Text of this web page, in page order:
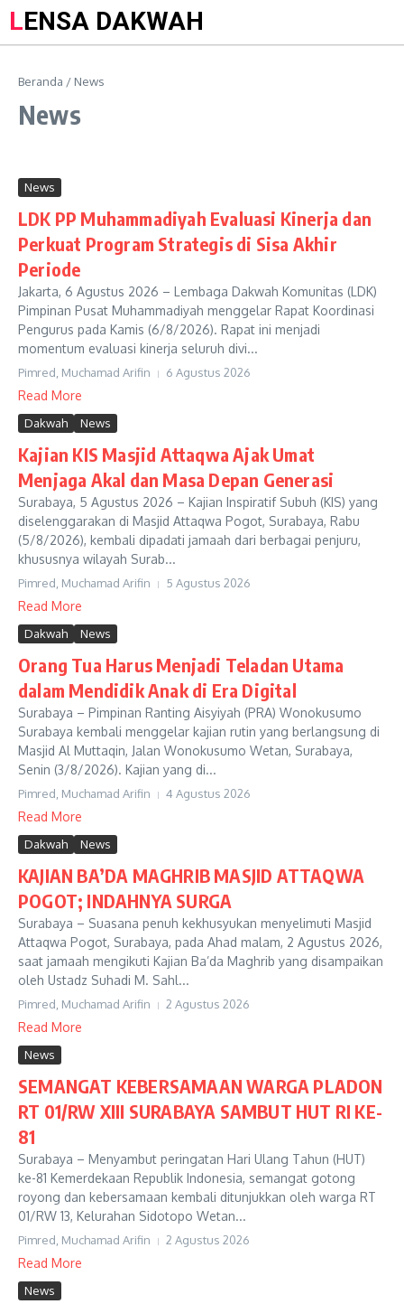
LENSA DAKWAH
Beranda / News
News
News
LDK PP Muhammadiyah Evaluasi Kinerja dan
Perkuat Program Strategis di Sisa Akhir
Periode
Jakarta, 6 Agustus 2026 – Lembaga Dakwah Komunitas (LDK)
Pimpinan Pusat Muhammadiyah menggelar Rapat Koordinasi
Pengurus pada Kamis (6/8/2026). Rapat ini menjadi
momentum evaluasi kinerja seluruh divi...
Pimred, Muchamad Arifin 6 Agustus 2026
Read More
Dakwah News
Kajian KIS Masjid Attaqwa Ajak Umat
Menjaga Akal dan Masa Depan Generasi
Surabaya, 5 Agustus 2026 – Kajian Inspiratif Subuh (KIS) yang
diselenggarakan di Masjid Attaqwa Pogot, Surabaya, Rabu
(5/8/2026), kembali dipadati jamaah dari berbagai penjuru,
khususnya wilayah Surab...
Pimred, Muchamad Arifin 5 Agustus 2026
Read More
Dakwah News
Orang Tua Harus Menjadi Teladan Utama
dalam Mendidik Anak di Era Digital
Surabaya – Pimpinan Ranting Aisyiyah (PRA) Wonokusumo
Surabaya kembali menggelar kajian rutin yang berlangsung di
Masjid Al Muttaqin, Jalan Wonokusumo Wetan, Surabaya,
Senin (3/8/2026). Kajian yang di...
Pimred, Muchamad Arifin 4 Agustus 2026
Read More
Dakwah News
KAJIAN BA’DA MAGHRIB MASJID ATTAQWA
POGOT; INDAHNYA SURGA
Surabaya – Suasana penuh kekhusyukan menyelimuti Masjid
Attaqwa Pogot, Surabaya, pada Ahad malam, 2 Agustus 2026,
saat jamaah mengikuti Kajian Ba’da Maghrib yang disampaikan
oleh Ustadz Suhadi M. Sahl...
Pimred, Muchamad Arifin 2 Agustus 2026
Read More
News
SEMANGAT KEBERSAMAAN WARGA PLADON
RT 01/RW XIII SURABAYA SAMBUT HUT RI KE-
81
Surabaya – Menyambut peringatan Hari Ulang Tahun (HUT)
ke-81 Kemerdekaan Republik Indonesia, semangat gotong
royong dan kebersamaan kembali ditunjukkan oleh warga RT
01/RW 13, Kelurahan Sidotopo Wetan...
Pimred, Muchamad Arifin 2 Agustus 2026
Read More
News